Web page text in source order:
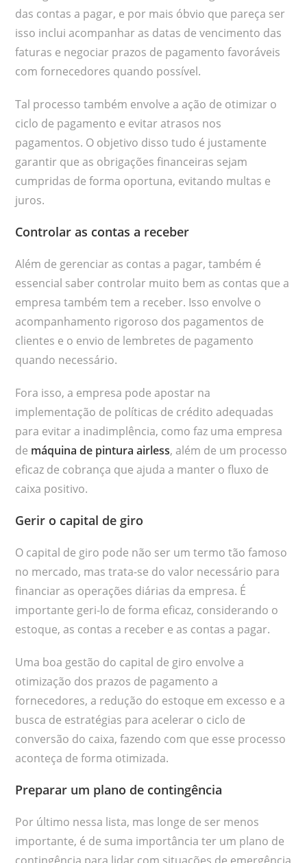
das contas a pagar, e por mais óbvio que pareça ser
isso inclui acompanhar as datas de vencimento das
faturas e negociar prazos de pagamento favoráveis
com fornecedores quando possível.
Tal processo também envolve a ação de otimizar o
ciclo de pagamento e evitar atrasos nos
pagamentos. O objetivo disso tudo é justamente
garantir que as obrigações financeiras sejam
cumpridas de forma oportuna, evitando multas e
juros.
Controlar as contas a receber
Além de gerenciar as contas a pagar, também é
essencial saber controlar muito bem as contas que a
empresa também tem a receber. Isso envolve o
acompanhamento rigoroso dos pagamentos de
clientes e o envio de lembretes de pagamento
quando necessário.
Fora isso, a empresa pode apostar na
implementação de políticas de crédito adequadas
para evitar a inadimplência, como faz uma empresa
de máquina de pintura airless, além de um processo
eficaz de cobrança que ajuda a manter o fluxo de
caixa positivo.
Gerir o capital de giro
O capital de giro pode não ser um termo tão famoso
no mercado, mas trata-se do valor necessário para
financiar as operações diárias da empresa. É
importante geri-lo de forma eficaz, considerando o
estoque, as contas a receber e as contas a pagar.
Uma boa gestão do capital de giro envolve a
otimização dos prazos de pagamento a
fornecedores, a redução do estoque em excesso e a
busca de estratégias para acelerar o ciclo de
conversão do caixa, fazendo com que esse processo
aconteça de forma otimizada.
Preparar um plano de contingência
Por último nessa lista, mas longe de ser menos
importante, é de suma importância ter um plano de